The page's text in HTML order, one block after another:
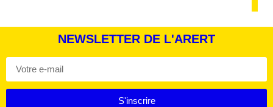
NEWSLETTER DE L'ARERT
S'inscrire